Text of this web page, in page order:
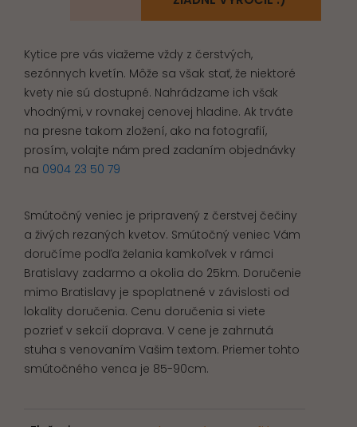
Kytice pre vás viažeme vždy z čerstvých,
sezónnych kvetín. Môže sa však stať, že niektoré
kvety nie sú dostupné. Nahrádzame ich však
vhodnými, v rovnakej cenovej hladine. Ak trváte
na presne takom zložení, ako na fotografií,
prosím, volajte nám pred zadaním objednávky
na 0904 23 50 79
Smútočný veniec je pripravený z čerstvej čečiny
a živých rezaných kvetov. Smútočný veniec Vám
doručíme podľa želania kamkoľvek v rámci
Bratislavy zadarmo a okolia do 25km. Doručenie
mimo Bratislavy je spoplatnené v závislosti od
lokality doručenia. Cenu doručenia si viete
pozrieť v sekcií doprava. V cene je zahrnutá
stuha s venovaním Vašim textom. Priemer tohto
smútočného venca je 85-90cm.